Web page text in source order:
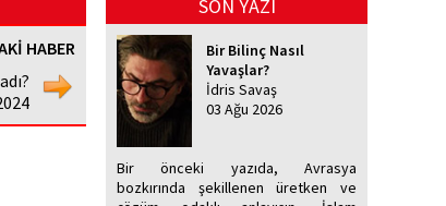
HABER
SON YAZI
Bir Bilinç Nasıl
Yavaşlar?
İdris Savaş
03 Ağu 2026
Bir önceki yazıda, Avrasya
bozkırında şekillenen üretken ve